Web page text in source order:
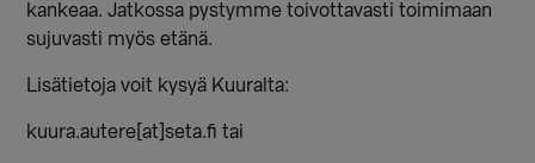
kankeaa. Jatkossa pystymme toivottavasti toimimaan
sujuvasti myös etänä.
Lisätietoja voit kysyä Kuuralta:
kuura.autere[at]seta.fi tai